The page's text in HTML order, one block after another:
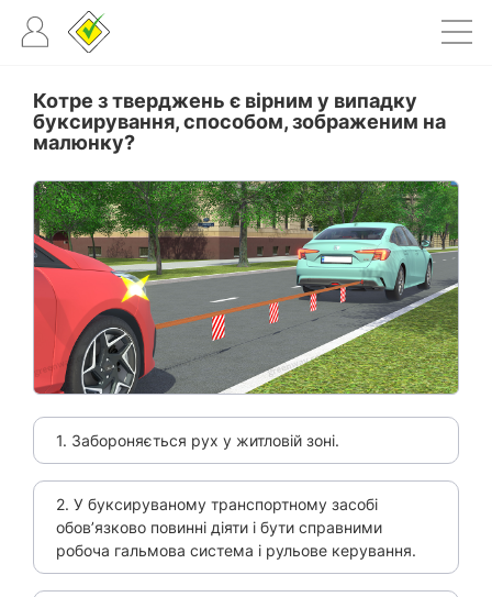
Котре з тверджень є вірним у випадку
буксирування, способом, зображеним на
малюнку?
1. Забороняється рух у житловій зоні.
2. У буксируваному транспортному засобі
обов’язково повинні діяти і бути справними
робоча гальмова система і рульове керування.